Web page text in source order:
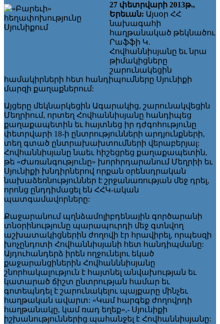
27 փետրվարի 2013թ.,
Երեւան: Այսօր ՀՀ
նախագահի
հաղթանակած թեկնածու
Րաֆֆի Կ.
Հովհաննիսյանը եւ նրա
թիմակիցները
շարունակեցին
համակիրների հետ հանդիպումները Սյունիքի
մարզի քաղաքներում:
Այցերը մեկնարկեցին Ագարակից, շարունակվեցին
Մեղրիում, որտեղ Հովհաննիսյանը հանդիպեց
քաղաքապետին եւ հայտնեց իր դժգոհությունը
փետրվարի 18-ի ընտրությունների արդյունքների,
տեղ գտած ընտրախախտումների վերաբերյալ:
Հովհաննիսյանը նաեւ հիշեցրեց քաղաքապետին,
թե «Ժառանգությունը» խորհրդարանում Մեղրիի եւ
Սյունիքի խնդիրներով որքան օրենսդրական
նախաձեռնություններ է շրջանառության մեջ դրել,
որոնց ընդդիմացել են ՀՀԿ-ական
պատգամավորները:
Քաջարանում պղնձամոլիբդենային գործարանի
տնօրինությունը պարապուրդի մեջ գտնվող
աշխատակիցներին ժողովի էր հրավիրել, որպեսզի
խոչընդոտի Հովհաննիսյանի հետ հանդիպմանը:
Այդուհանդերձ իրեն ողջունելու եկած
քաջարանցիներին Հովհանննիսյանը
շնորհակալություն է հայտնել անվախության եւ
կատարած ճիշտ ընտրության համար եւ
գոտեպնդել է շարունակելու պայքարը մինչեւ
հաղթական ավարտ: «Կամ հարգեք ժողովրդի
հաղթանակը, կամ ռադ եղեք»,- Սյունիքի
իշխանություններից պահանջել է Հովհաննիսյանը: